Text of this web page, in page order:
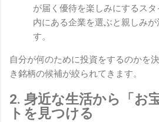
が届く優待を楽しみにするス
内にある企業を選ぶと親しみ
す。
自分が何のために投資をするのかを
き銘柄の候補が絞られてきます。
2. 身近な生活から「お
トを見つける